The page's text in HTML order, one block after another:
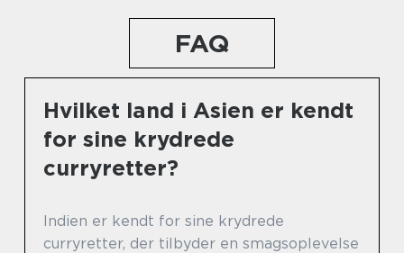
FAQ
Hvilket land i Asien er kendt
for sine krydrede
curryretter?
Indien er kendt for sine krydrede
curryretter, der tilbyder en smagsoplevelse